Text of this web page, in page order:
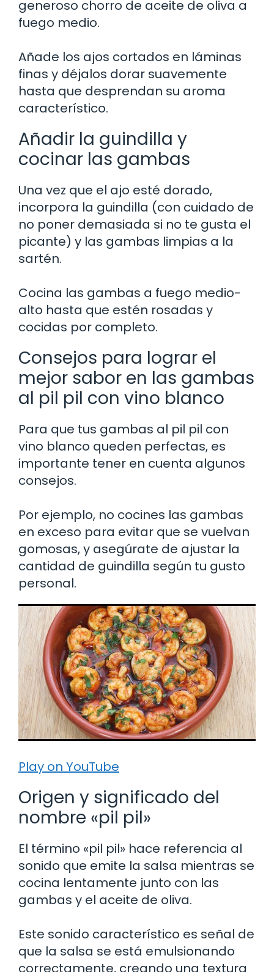
generoso chorro de aceite de oliva a
fuego medio.
Añade los ajos cortados en láminas
finas y déjalos dorar suavemente
hasta que desprendan su aroma
característico.
Añadir la guindilla y
cocinar las gambas
Una vez que el ajo esté dorado,
incorpora la guindilla (con cuidado de
no poner demasiada si no te gusta el
picante) y las gambas limpias a la
sartén.
Cocina las gambas a fuego medio-
alto hasta que estén rosadas y
cocidas por completo.
Consejos para lograr el
mejor sabor en las gambas
al pil pil con vino blanco
Para que tus gambas al pil pil con
vino blanco queden perfectas, es
importante tener en cuenta algunos
consejos.
Por ejemplo, no cocines las gambas
en exceso para evitar que se vuelvan
gomosas, y asegúrate de ajustar la
cantidad de guindilla según tu gusto
personal.
Play on YouTube
Origen y significado del
nombre «pil pil»
El término «pil pil» hace referencia al
sonido que emite la salsa mientras se
cocina lentamente junto con las
gambas y el aceite de oliva.
Este sonido característico es señal de
que la salsa se está emulsionando
correctamente, creando una textura